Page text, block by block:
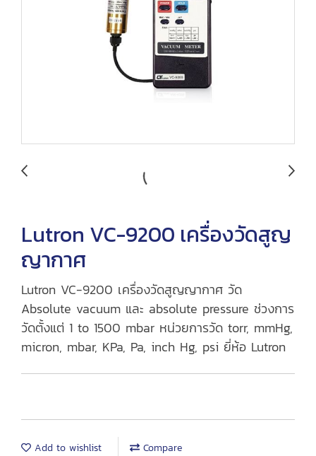
Lutron VC-9200 เครื่องวัดสูญ
ญากาศ
Lutron VC-9200 เครื่องวัดสูญญากาศ วัด
Absolute vacuum และ absolute pressure ช่วงการ
วัดตั้งแต่ 1 to 1500 mbar หน่วยการวัด torr, mmHg,
micron, mbar, KPa, Pa, inch Hg, psi ยี่ห้อ Lutron
Add to wishlist Compare